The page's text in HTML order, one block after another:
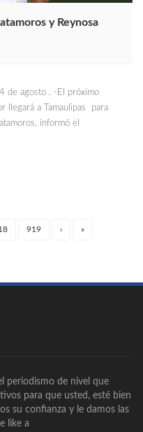
y Reynosa
de agosto . -El próximo
llegará a Tamaulipas para
informó el
919 › »
periodismo de nivel que
para que usted, esté bien
su confianza y le damos las
like a